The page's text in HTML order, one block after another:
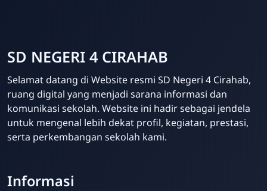
Admin
Online
SD NEGERI 4 CIRAHAB
Selamat datang di Website resmi SD Negeri 4 Cirahab,
ruang digital yang menjadi sarana informasi dan
komunikasi sekolah. Website ini hadir sebagai jendela
untuk mengenal lebih dekat profil, kegiatan, prestasi,
serta perkembangan sekolah kami.
Informasi